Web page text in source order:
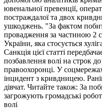
ювенальної превенції,
постраждалої та двох
ушкоджень. "За фактом
провадження за частиною 2
України, яка стосується
Санкція цієї статті
позбавлення волі на строк
правоохоронці. У
інцидент з кривдницею.
дівчат. Читайте також: За
загрожують громадські
волі